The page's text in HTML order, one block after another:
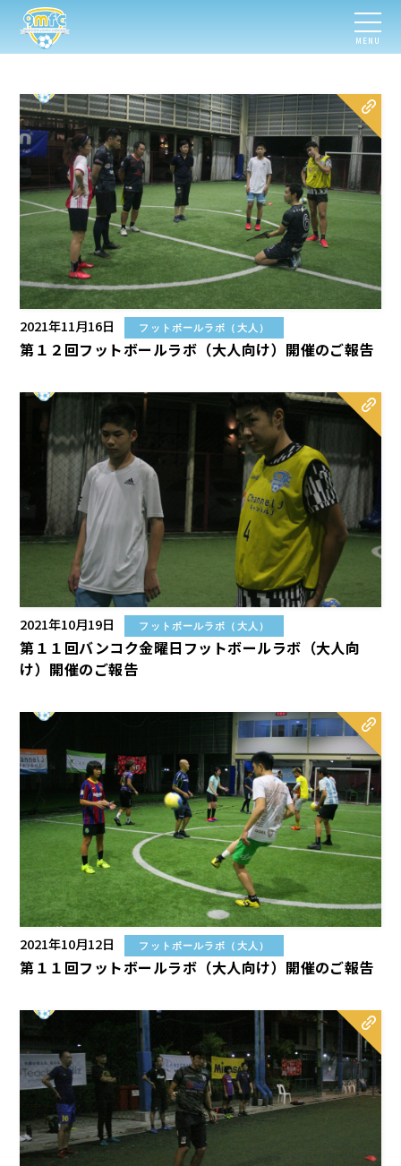
MENU
2021年11月16日 フットボールラボ（大人）
第１２回フットボールラボ（大人向け）開催のご報告
2021年10月19日 フットボールラボ（大人）
第１１回バンコク金曜日フットボールラボ（大人向
け）開催のご報告
2021年10月12日 フットボールラボ（大人）
第１１回フットボールラボ（大人向け）開催のご報告